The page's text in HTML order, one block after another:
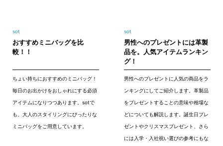
sot
おすすめミニバッグを比
較！！
ちょい持ちにおすすめのミニバッグ！
毎日のお出かけをおしゃれにする必須
アイテムになりつつあります。sotで
も、大人のスタイリングにぴったりな
ミニバッグをご用意しています。
sot
男性へのプレゼントには革製
品を。人気アイテムランキン
グ！
男性へのプレゼントに人気の商品をラ
ンキングにしてご紹介します。革製品
をプレゼントすることの意味や相場な
どについても解説します。誕生日プレ
ゼントやクリスマスプレゼント、さら
には入学・入社祝い選びの参考にもな